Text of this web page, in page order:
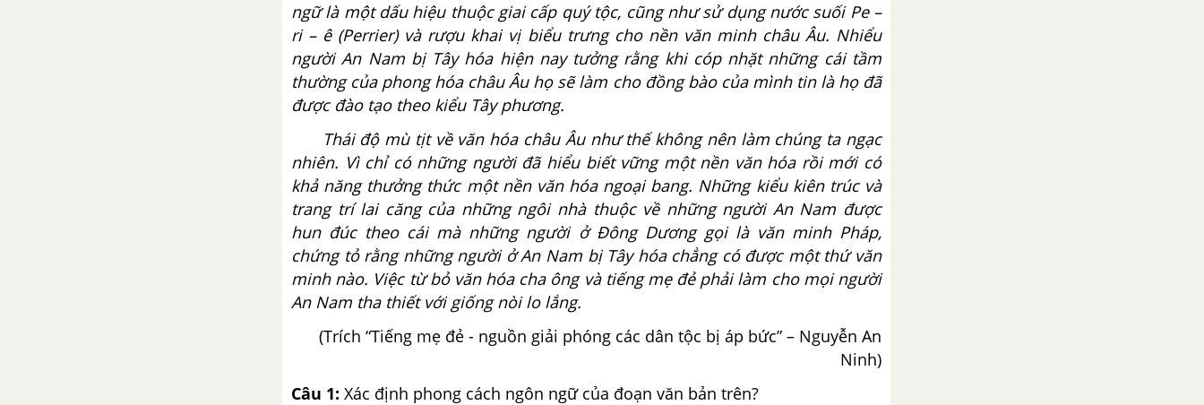
ngữ là một dấu hiệu thuộc giai cấp quý tộc, cũng như sử dụng nước suối Pe –
ri – ê (Perrier) và rượu khai vị biểu trưng cho nền văn minh châu Âu. Nhiểu
người An Nam bị Tây hóa hiện nay tưởng rằng khi cóp nhặt những cái tầm
thường của phong hóa châu Âu họ sẽ làm cho đồng bào của mình tin là họ đã
được đào tạo theo kiểu Tây phương.
Thái độ mù tịt về văn hóa châu Âu như thế không nên làm chúng ta ngạc
nhiên. Vì chỉ có những người đã hiểu biết vững một nền văn hóa rồi mới có
khả năng thưởng thức một nền văn hóa ngoại bang. Những kiểu kiên trúc và
trang trí lai căng của những ngôi nhà thuộc về những người An Nam được
hun đúc theo cái mà những người ở Đông Dương gọi là văn minh Pháp,
chứng tỏ rằng những người ở An Nam bị Tây hóa chẳng có được một thứ văn
minh nào. Việc từ bỏ văn hóa cha ông và tiếng mẹ đẻ phải làm cho mọi người
An Nam tha thiết với giống nòi lo lắng.
(Trích “Tiếng mẹ đẻ - nguồn giải phóng các dân tộc bị áp bức” – Nguyễn An
Ninh)
Câu 1: Xác định phong cách ngôn ngữ của đoạn văn bản trên?